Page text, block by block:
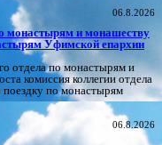
06.8.2026
монастырям и монашеству
Уфимской епархии
отдела по монастырям и
комиссия коллегии отдела
по монастырям
06.8.2026